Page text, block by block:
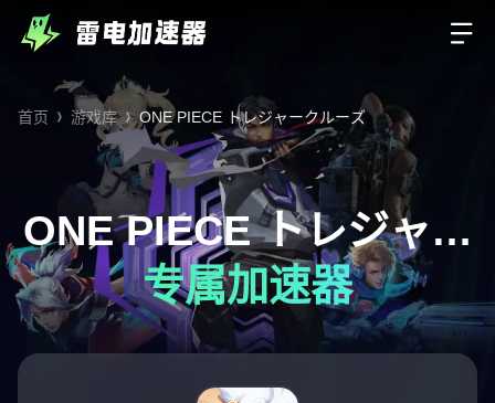
首页 游戏库 ONE PIECE トレジャークルーズ
ONE PIECE トレジャー
クルーズ
专属加速器